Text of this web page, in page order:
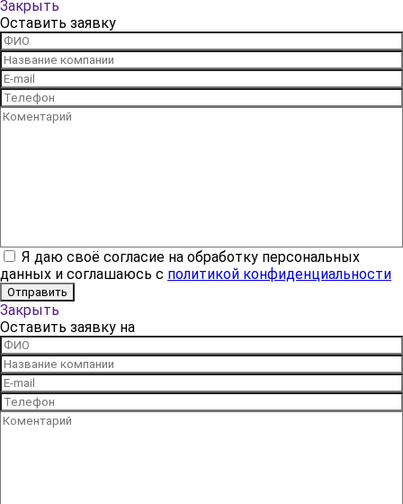
Закрыть
Оставить заявку
Я даю своё согласие на обработку персональных
данных и соглашаюсь с политикой конфиденциальности
Закрыть
Оставить заявку на